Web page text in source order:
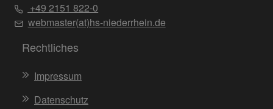
+49 2151 822-0
webmaster(at)hs-niederrhein.de
Rechtliches
Impressum
Datenschutz